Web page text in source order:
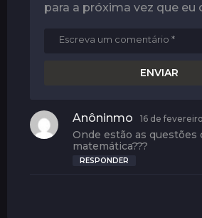
para a próxima vez que eu
Anôninmo d
s
16 de
Onde estão as questões
matemática???
RESPONDER